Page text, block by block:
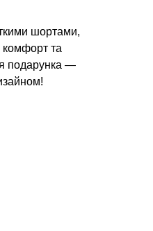
шортами,
та
подарунка —